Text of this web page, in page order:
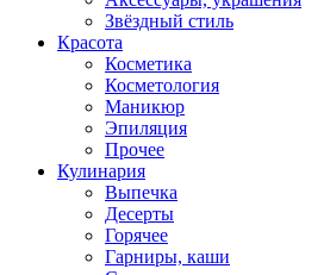
Звёздный стиль
Красота
Косметика
Косметология
Маникюр
Эпиляция
Прочее
Кулинария
Выпечка
Десерты
Горячее
Гарниры, каши